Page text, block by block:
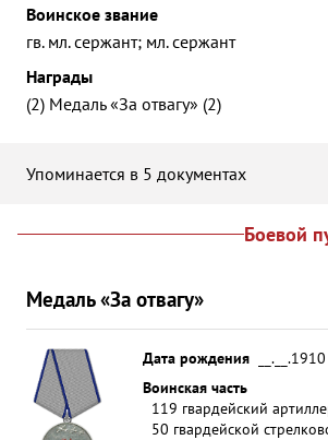
Воинское звание
гв. мл. сержант; мл. сержант
Награды
(2) Медаль «За отвагу» (2)
Упоминается в 5 документах
Боевой
Медаль «За отвагу»
Дата рождения
__.__.1910
Воинская часть
119 гвардейский
50 гвардейской